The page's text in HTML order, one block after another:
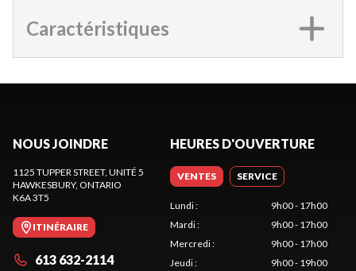
Caractéristiques
NOUS JOINDRE
1125 TUPPER STREET, UNITÉ 5
HAWKESBURY, ONTARIO
K6A 3T5
ITINÉRAIRE
613 632-2114
HEURES D'OUVERTURE
VENTES SERVICE
Lundi:
9h00 - 17h00
Mardi:
9h00 - 17h00
Mercredi:
9h00 - 17h00
Jeudi: 9h00 - 19h00